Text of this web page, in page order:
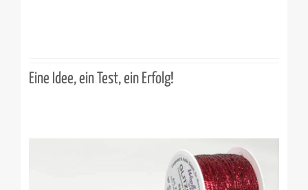
Eine Idee, ein Test, ein Erfolg!